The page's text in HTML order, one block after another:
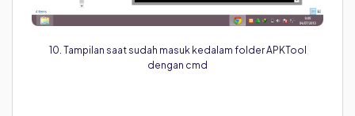
10. Tampilan saat sudah masuk kedalam folder APKTool
dengan cmd